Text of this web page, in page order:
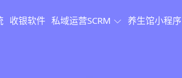
收银软件 私域运营SCRM 养生馆小程序